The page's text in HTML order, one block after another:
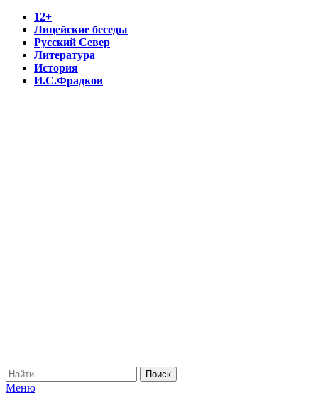
12+
Лицейские беседы
Русский Север
Литература
История
И.С.Фрадков
Меню